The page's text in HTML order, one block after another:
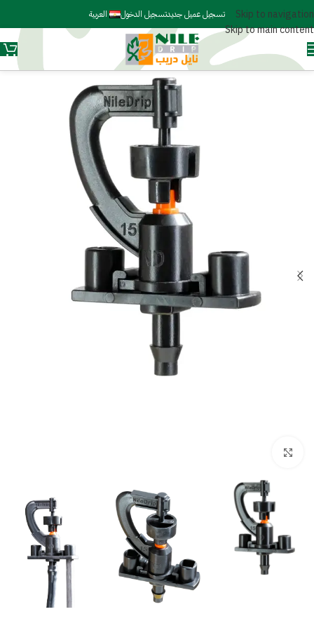
Skip to navigation
Skip to main content
تسجيل عميل جديدتسجيل الدخول العربية